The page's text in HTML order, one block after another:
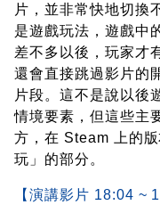
片，並非常快地切換
是遊戲玩法，遊戲中
差不多以後，玩家才
還會直接跳過影片的
片段。這不是說以後
情境要素，但這些主
方，在 Steam 上的
玩」的部分。
【演講影片 18:04 ~